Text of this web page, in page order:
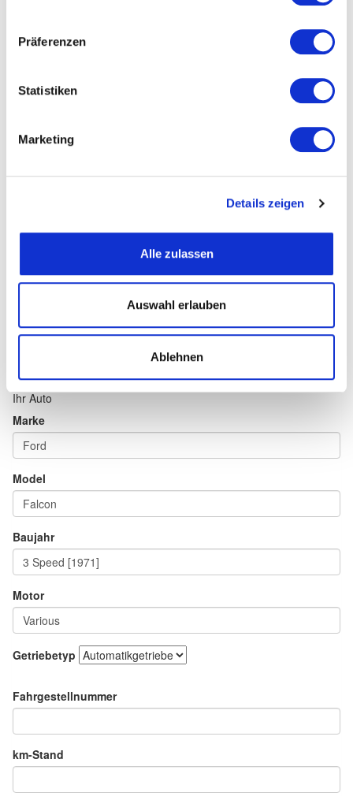
Präferenzen
Statistiken
Marketing
Details zeigen
Alle zulassen
Auswahl erlauben
Ablehnen
Straße und Nummer
Fax
Email
Ihr Auto
Marke
Model
Baujahr
Motor
Getriebetyp
Fahrgestellnummer
km-Stand